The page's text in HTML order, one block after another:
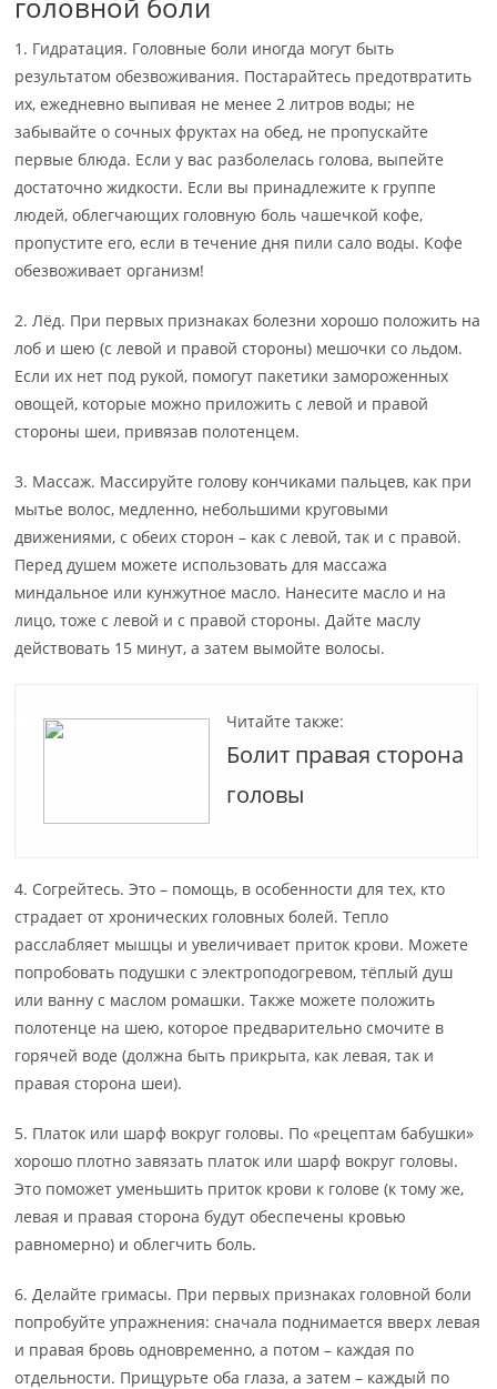
1. Гидратация. Головные боли иногда могут быть
результатом обезвоживания. Постарайтесь предотвратить
их, ежедневно выпивая не менее 2 литров воды; не
забывайте о сочных фруктах на обед, не пропускайте
первые блюда. Если у вас разболелась голова, выпейте
достаточно жидкости. Если вы принадлежите к группе
людей, облегчающих головную боль чашечкой кофе,
пропустите его, если в течение дня пили сало воды. Кофе
обезвоживает организм!
2. Лёд. При первых признаках болезни хорошо положить на
лоб и шею (с левой и правой стороны) мешочки со льдом.
Если их нет под рукой, помогут пакетики замороженных
овощей, которые можно приложить с левой и правой
стороны шеи, привязав полотенцем.
3. Массаж. Массируйте голову кончиками пальцев, как при
мытье волос, медленно, небольшими круговыми
движениями, с обеих сторон – как с левой, так и с правой.
Перед душем можете использовать для массажа
миндальное или кунжутное масло. Нанесите масло и на
лицо, тоже с левой и с правой стороны. Дайте маслу
действовать 15 минут, а затем вымойте волосы.
Читайте также:
Болит правая сторона
головы
4. Согрейтесь. Это – помощь, в особенности для тех, кто
страдает от хронических головных болей. Тепло
расслабляет мышцы и увеличивает приток крови. Можете
попробовать подушки с электроподогревом, тёплый душ
или ванну с маслом ромашки. Также можете положить
полотенце на шею, которое предварительно смочите в
горячей воде (должна быть прикрыта, как левая, так и
правая сторона шеи).
5. Платок или шарф вокруг головы. По «рецептам бабушки»
хорошо плотно завязать платок или шарф вокруг головы.
Это поможет уменьшить приток крови к голове (к тому же,
левая и правая сторона будут обеспечены кровью
равномерно) и облегчить боль.
6. Делайте гримасы. При первых признаках головной боли
попробуйте упражнения: сначала поднимается вверх левая
и правая бровь одновременно, а потом – каждая по
отдельности. Прищурьте оба глаза, а затем – каждый по